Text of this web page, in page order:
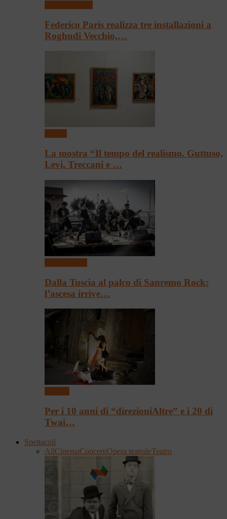
Federico Paris realizza tre installazioni a
Roghudi Vecchio,…
La mostra “Il tempo del realismo. Guttuso,
Levi, Treccani e …
Dalla Tuscia al palco di Sanremo Rock:
l’ascesa irrive…
Per i 10 anni di “direzioniAltre” e i 20 di
Twai…
Spettacoli
AllCinemaConcertiOpera teatraleTeatro